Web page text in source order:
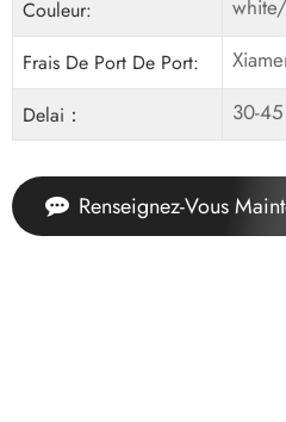
Couleur:
Frais De Port De Port:
Delai： 30-
Renseignez-Vous